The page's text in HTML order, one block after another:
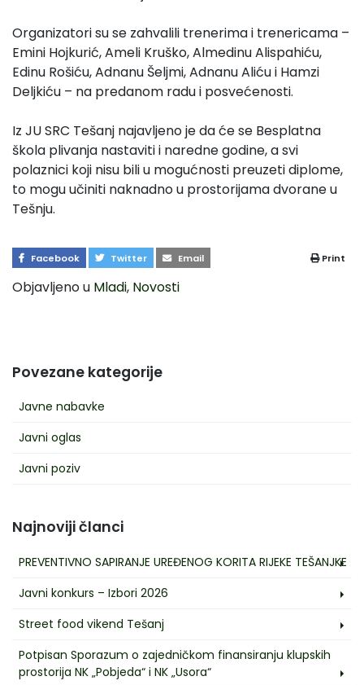
Povezane kategorije
Javne nabavke
Javni oglas
Javni poziv
Organizatori su se zahvalili trenerima i trenericama –
Emini Hojkurić, Ameli Kruško, Almedinu Alispahiću,
Edinu Rošiću, Adnanu Šeljmi, Adnanu Aliću i Hamzi
Deljkiću – na predanom radu i posvećenosti.
Iz JU SRC Tešanj najavljeno je da će se Besplatna
škola plivanja nastaviti i naredne godine, a svi
polaznici koji nisu bili u mogućnosti preuzeti diplome,
to mogu učiniti naknadno u prostorijama dvorane u
Tešnju.
Facebook Twitter Email Print
Objavljeno u Mladi, Novosti
Najnoviji članci
PREVENTIVNO SAPIRANJE UREĐENOG KORITA RIJEKE TEŠANJKE
Javni konkurs – Izbori 2026
Street food vikend Tešanj
Potpisan Sporazum o zajedničkom finansiranju klupskih
prostorija NK „Pobjeda“ i NK „Usora“